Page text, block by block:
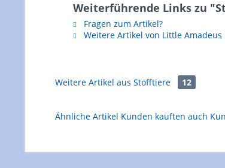
Weiterführende Links zu
Fragen zum Artikel?
Weitere Artikel von Little Amadeus
Weitere Artikel aus Stofftiere 12
Ähnliche Artikel Kunden kauften auch